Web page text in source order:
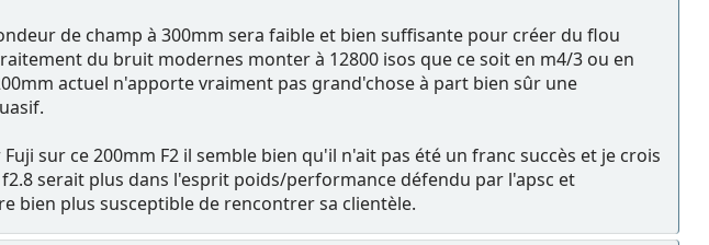
de champ à 300mm sera faible et bien suffisante pour créer du flou
du bruit modernes monter à 12800 isos que ce soit en m4/3 ou en
actuel n'apporte vraiment pas grand'chose à part bien sûr une
sur ce 200mm F2 il semble bien qu'il n'ait pas été un franc succès et je crois
serait plus dans l'esprit poids/performance défendu par l'apsc et
bien plus susceptible de rencontrer sa clientèle.